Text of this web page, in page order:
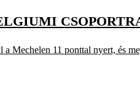
Mechelen 11 ponttal nyert, és